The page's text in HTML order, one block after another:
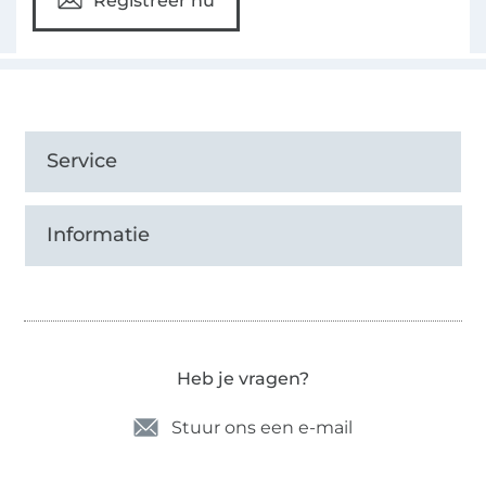
Service
Informatie
Heb je vragen?
Stuur ons een e-mail